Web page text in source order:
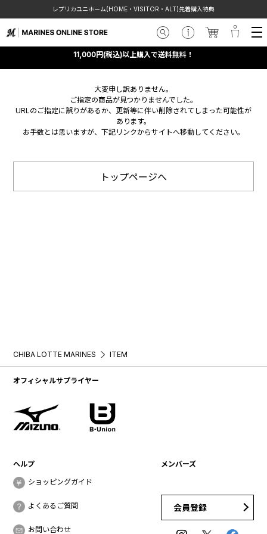
レプリカユニホーム(HOME・VISITOR・ALT)先着購入特典
11,000円(税込)以上購入で送料無料！
大変申し訳ありません。
ご指定の商品が見つかりませんでした。
URLのご指定に誤りがあるか、更新等に伴い削除されてしまった可能性が
あります。
お手数とは思いますが、下記リンクからサイトへ移動してください。
トップページへ
CHIBA LOTTE MARINES ITEM
オフィシャルサプライヤー
ヘルプ
ショッピングガイド
よくあるご質問
お問い合わせ
メンバーズ
会員登録